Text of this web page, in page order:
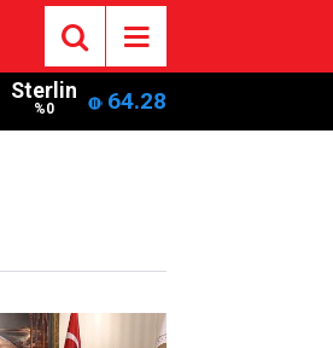
Sterlin
%0 64.28